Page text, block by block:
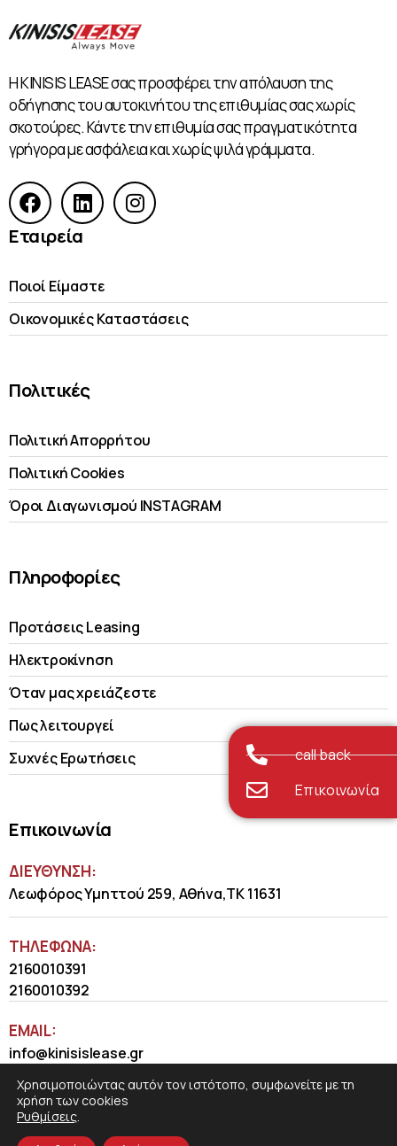
Η KINISIS LEASE σας προσφέρει την απόλαυση της
οδήγησης του αυτοκινήτου της επιθυμίας σας χωρίς
σκοτούρες. Κάντε την επιθυμία σας πραγματικότητα
γρήγορα με ασφάλεια και χωρίς ψιλά γράμματα.
Εταιρεία
Ποιοί Είμαστε
Οικονομικές Kαταστάσεις
Πολιτικές
Πολιτική Απορρήτου
Πολιτική Cookies
Όροι Διαγωνισμού INSTAGRAM
Πληροφορίες
Προτάσεις Leasing
Ηλεκτροκίνηση
Όταν μας χρειάζεστε
Πως λειτουργεί
Συχνές Ερωτήσεις
Επικοινωνία
ΔΙΕΥΘΥΝΣΗ:
Λεωφόρος Υμηττού 259, Αθήνα,ΤΚ 11631
ΤΗΛΈΦΩΝΑ:
2160010391
2160010392
EMAIL:
info@kinisislease.gr
call back
Επικοινωνία
Χρησιμοποιώντας αυτόν τον ιστότοπο, συμφωνείτε με τη
χρήση των cookies
Ρυθμίσεις.